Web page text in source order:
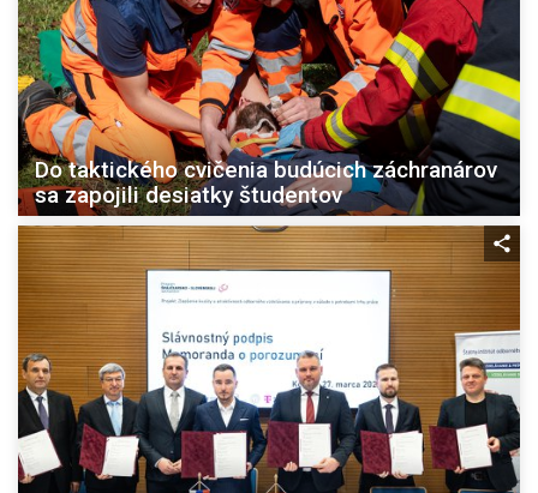
Do taktického cvičenia budúcich záchranárov
sa zapojili desiatky študentov